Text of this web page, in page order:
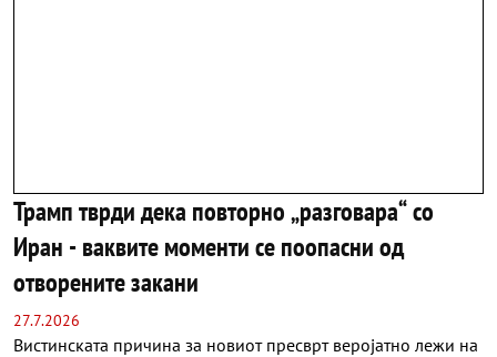
Трамп тврди дека повторно „разговара“ со
Иран - ваквите моменти се поопасни од
отворените закани
27.7.2026
Вистинската причина за новиот пресврт веројатно лежи на